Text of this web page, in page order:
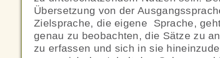
Übersetzung von der
Zielsprache, die eigene Sprache,
genau zu beobachten, die Sätze zu
zu erfassen und sich in sie